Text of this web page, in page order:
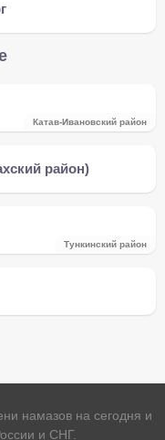
Катав-Ивановский район
район)
Тункинский район
намазов на сегодня и
и СНГ.